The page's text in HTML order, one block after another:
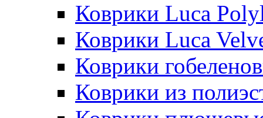
Коврики Luca
Коврики Luca
Коврики
Коврики из